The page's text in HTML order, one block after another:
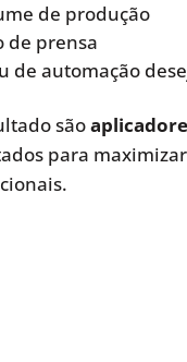
de produção
de prensa
de automação
são
para